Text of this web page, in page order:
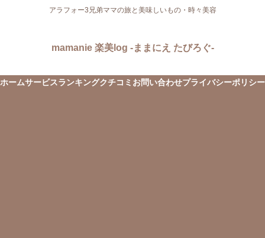
アラフォー3兄弟ママの旅と美味しいもの・時々美容
mamanie 楽美log -ままにえ たびろぐ-
ホームサービスランキングクチコミ お問い合わせプライバシーポリシー